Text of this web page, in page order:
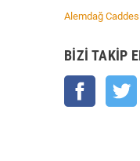
Alemdağ
BIZI TAKIP
Facebook